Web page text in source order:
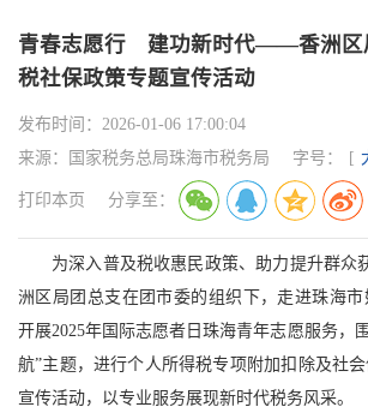
青春志愿行 建功新时代——香洲区
税社保政策专题宣传活动
发布时间： 2026-01-06 17:00:04
来源：
国家税务总局珠海市税务局 字号： [
打印本页 分享至：
为深入普及税收惠民政策、助力提升群众
洲区局团总支在团市委的组织下，走进珠海市
开展2025年国际志愿者日珠海青年志愿服务，
航”主题，进行个人所得税专项附加扣除及社
宣传活动，以专业服务展现新时代税务风采。